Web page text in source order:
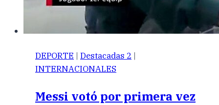
DEPORTE | Destacadas 2 |
INTERNACIONALES
Messi votó por primera vez